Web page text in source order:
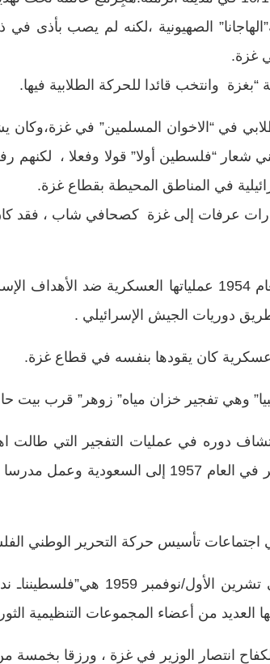
الصهيونية ،لكنه لم يصب بأذى
غزة.
وانتخب قائدا للحركة الطلابية فيها.
في “الاخوان المسلمين” في غزة،وكان
شعار “فلسطين أولا” قولا وفعلا ، لكنهم
في المناطق المحيطة بقطاع غزة.
في العام 1954 أثناء إحدى زيارات عرفات إلى غزة
بدأت أول “حلقة” مسلحة شكلها خليل الوزير في العام 1954
دوريات الجيش الإسرائيلي .
تفجير خزان مياه” زوهر” قرب بيت حانون بغزة
دوره في عمليات التفجير التي طالت
ليلتحق بالجامعة لكنه اضطر إلى تركها للعمل ،
تأسيس حركة التحرير الوطني الفلسطيني
بادر مع ياسر عرفات إلى تأسيس